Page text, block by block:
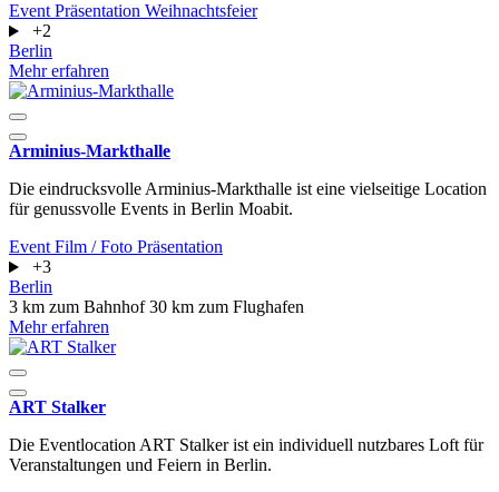
Event Präsentation Weihnachtsfeier
+2
Berlin
Mehr erfahren
Arminius-Markthalle
Die eindrucksvolle Arminius-Markthalle ist eine vielseitige Location
für genussvolle Events in Berlin Moabit.
Event Film / Foto Präsentation
+3
Berlin
3 km zum Bahnhof30 km zum Flughafen
Mehr erfahren
ART Stalker
Die Eventlocation ART Stalker ist ein individuell nutzbares Loft für
Veranstaltungen und Feiern in Berlin.